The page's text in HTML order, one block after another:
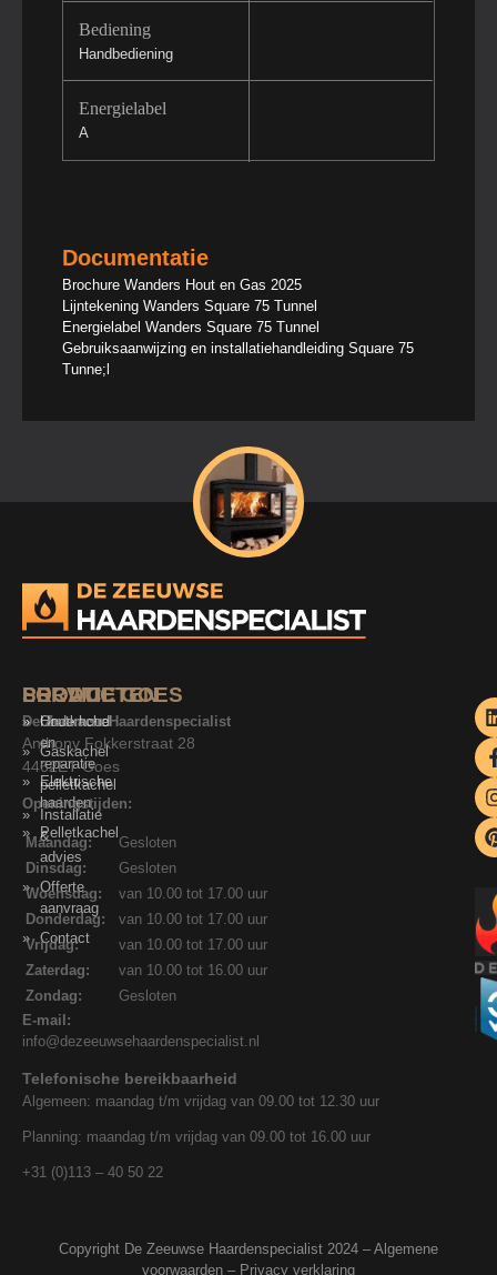
Bediening
Handbediening
Energielabel
A
Documentatie
Brochure Wanders Hout en Gas 2025
Lijntekening Wanders Square 75 Tunnel
Energielabel Wanders Square 75 Tunnel
Gebruiksaanwijzing en installatiehandleiding Square 75
Tunne;l
SERVICE
Onderhoud
en
reparatie
pelletkachel
Installatie
&
advies
Offerte
aanvraag
Contact
PRODUCTEN
Houtkachel
Gaskachel
Elektrische
haarden
Pelletkachel
LOCATIE GOES
De Zeeuwse Haardenspecialist
Anthony Fokkerstraat 28
4462ET Goes
Openingstijden:
Maandag:
Gesloten
Dinsdag:
Gesloten
Woensdag:
van 10.00 tot 17.00 uur
Donderdag:
van 10.00 tot 17.00 uur
Vrijdag:
van 10.00 tot 17.00 uur
Zaterdag:
van 10.00 tot 16.00 uur
Zondag:
Gesloten
E-mail:
info@dezeeuwsehaardenspecialist.nl
Telefonische bereikbaarheid
Algemeen: maandag t/m vrijdag van 09.00 tot 12.30 uur
Planning: maandag t/m vrijdag van 09.00 tot 16.00 uur
+31 (0)113 – 40 50 22
Copyright De Zeeuwse Haardenspecialist 2024 – Algemene
voorwaarden – Privacy verklaring